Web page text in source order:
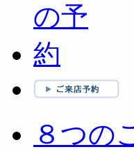
８つの